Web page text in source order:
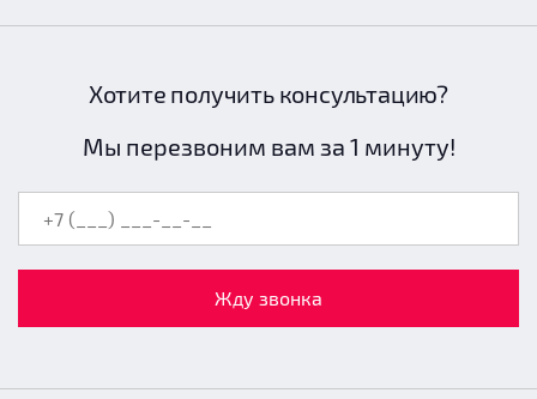
Хотите получить консультацию?
Мы перезвоним вам за 1 минуту!
Жду звонка